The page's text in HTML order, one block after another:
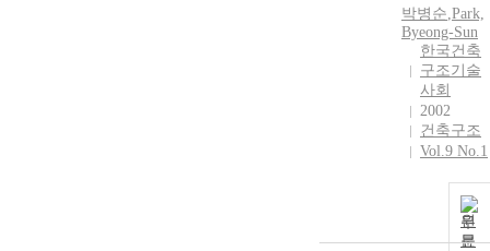
박병순,Park,
Byeong-Sun
한국건축
구조기술
사회
2002
건축구조
Vol.9 No.1
원
문